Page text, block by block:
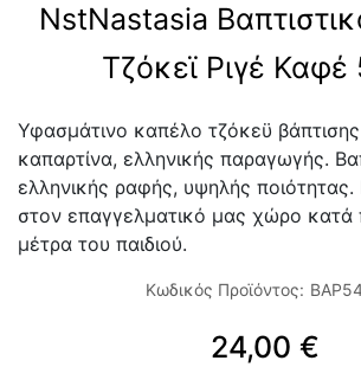
NstNastasia
Τζόκεϊ Ριγέ Καφέ
Υφασμάτινο καπέλο τζόκεϋ
καπαρτίνα, ελληνικής παραγωγής.
ελληνικής ραφής, υψηλής
στον επαγγελματικό μας χώρο κατά
μέτρα του παιδιού.
Κωδικός Προϊόντος:
24,00 €